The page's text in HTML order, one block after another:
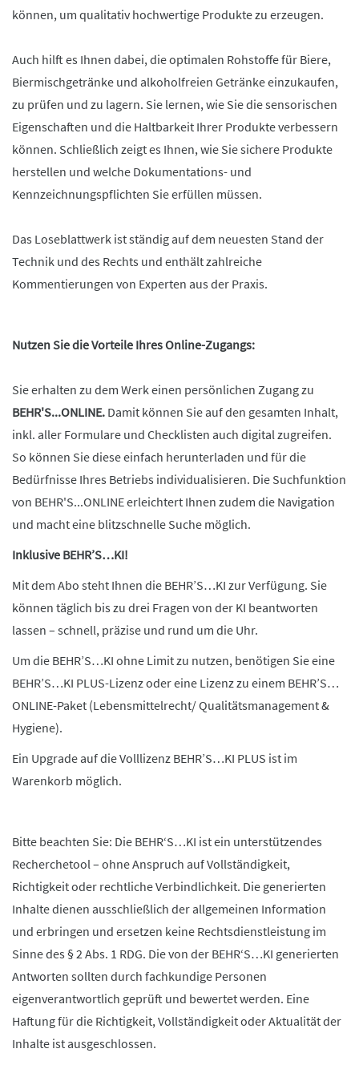
können, um qualitativ hochwertige Produkte zu erzeugen.
Auch hilft es Ihnen dabei, die optimalen Rohstoffe für Biere,
Biermischgetränke und alkoholfreien Getränke einzukaufen,
zu prüfen und zu lagern. Sie lernen, wie Sie die sensorischen
Eigenschaften und die Haltbarkeit Ihrer Produkte verbessern
können. Schließlich zeigt es Ihnen, wie Sie sichere Produkte
herstellen und welche Dokumentations- und
Kennzeichnungspflichten Sie erfüllen müssen.
Das Loseblattwerk ist ständig auf dem neuesten Stand der
Technik und des Rechts und enthält zahlreiche
Kommentierungen von Experten aus der Praxis.
Nutzen Sie die Vorteile Ihres Online-Zugangs:
Sie erhalten zu dem Werk einen persönlichen Zugang zu
BEHR'S...ONLINE. Damit können Sie auf den gesamten Inhalt,
inkl. aller Formulare und Checklisten auch digital zugreifen.
So können Sie diese einfach herunterladen und für die
Bedürfnisse Ihres Betriebs individualisieren. Die Suchfunktion
von BEHR'S...ONLINE erleichtert Ihnen zudem die Navigation
und macht eine blitzschnelle Suche möglich.
Inklusive BEHR’S…KI!
Mit dem Abo steht Ihnen die BEHR’S…KI zur Verfügung. Sie
können täglich bis zu drei Fragen von der KI beantworten
lassen – schnell, präzise und rund um die Uhr.
Um die BEHR’S…KI ohne Limit zu nutzen, benötigen Sie eine
BEHR’S…KI PLUS-Lizenz oder eine Lizenz zu einem BEHR’S…
ONLINE-Paket (Lebensmittelrecht/ Qualitätsmanagement &
Hygiene).
Ein Upgrade auf die Volllizenz BEHR’S…KI PLUS ist im
Warenkorb möglich.
Bitte beachten Sie: Die BEHR‘S…KI ist ein unterstützendes
Recherchetool – ohne Anspruch auf Vollständigkeit,
Richtigkeit oder rechtliche Verbindlichkeit. Die generierten
Inhalte dienen ausschließlich der allgemeinen Information
und erbringen und ersetzen keine Rechtsdienstleistung im
Sinne des § 2 Abs. 1 RDG. Die von der BEHR‘S…KI generierten
Antworten sollten durch fachkundige Personen
eigenverantwortlich geprüft und bewertet werden. Eine
Haftung für die Richtigkeit, Vollständigkeit oder Aktualität der
Inhalte ist ausgeschlossen.